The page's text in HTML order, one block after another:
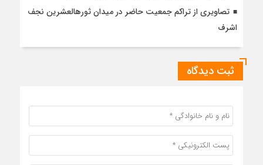
تصاویری از تراکم جمعیت حاضر در میدان ثورهالعشرین نجف
اشرف
ثبت دیدگاه